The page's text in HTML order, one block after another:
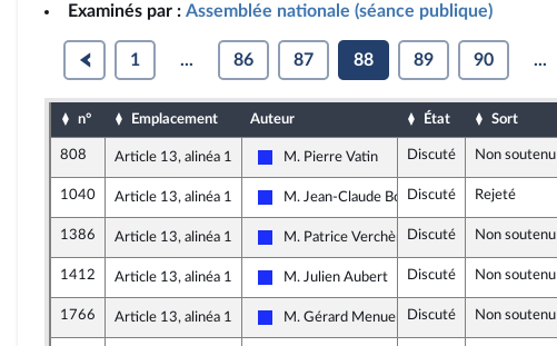
Examinés par : Assemblée nationale (séance publique)
1 ... 86 87 88 89 90 ...
n° Emplacement Auteur État Sort
808 Article 13, alinéa 1
Les Républicains
M. Pierre Vatin Discuté Non soutenu
1040 Article 13, alinéa 1
Les Républicains
M. Jean-Claude Bouchet
Discuté Rejeté
1386 Article 13, alinéa 1
Les Républicains
M. Patrice VerchèreDiscuté Non soutenu
1412 Article 13, alinéa 1
Les Républicains
M. Julien Aubert Discuté Non soutenu
1766 Article 13, alinéa 1
Les Républicains
M. Gérard Menuel Discuté Non soutenu